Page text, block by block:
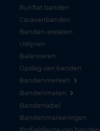
Runflat banden
Caravanbanden
Banden wisselen
Uitlijnen
Balanceren
Opslag van banden
Bandenmerken
Bandenmaten
Bandenlabel
Bandenmarkeringen